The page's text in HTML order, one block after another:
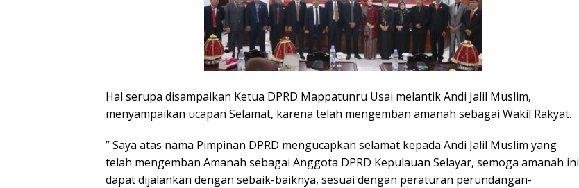
Hal serupa disampaikan Ketua DPRD Mappatunru Usai melantik Andi Jalil Muslim,
menyampaikan ucapan Selamat, karena telah mengemban amanah sebagai Wakil Rakyat.
” Saya atas nama Pimpinan DPRD mengucapkan selamat kepada Andi Jalil Muslim yang
telah mengemban Amanah sebagai Anggota DPRD Kepulauan Selayar, semoga amanah ini
dapat dijalankan dengan sebaik-baiknya, sesuai dengan peraturan perundangan-